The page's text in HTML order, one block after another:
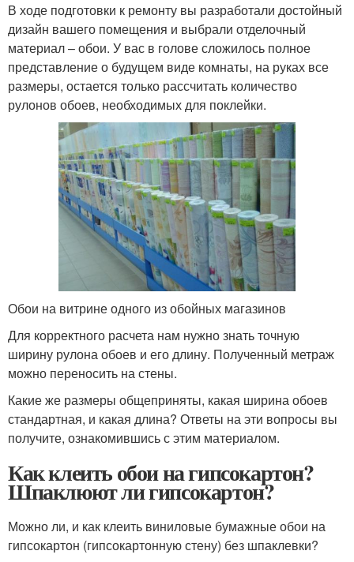
В ходе подготовки к ремонту вы разработали достойный
дизайн вашего помещения и выбрали отделочный
материал – обои. У вас в голове сложилось полное
представление о будущем виде комнаты, на руках все
размеры, остается только рассчитать количество
рулонов обоев, необходимых для поклейки.
Обои на витрине одного из обойных магазинов
Для корректного расчета нам нужно знать точную
ширину рулона обоев и его длину. Полученный метраж
можно переносить на стены.
Какие же размеры общеприняты, какая ширина обоев
стандартная, и какая длина? Ответы на эти вопросы вы
получите, ознакомившись с этим материалом.
Как клеить обои на гипсокартон?
Шпаклюют ли гипсокартон?
Можно ли, и как клеить виниловые бумажные обои на
гипсокартон (гипсокартонную стену) без шпаклевки?